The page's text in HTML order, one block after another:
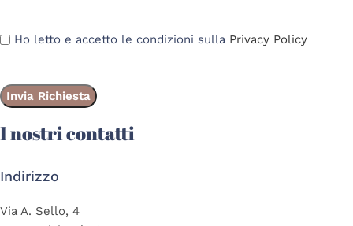
Ho letto e accetto le condizioni sulla Privacy Policy
I nostri contatti
Indirizzo
Via A. Sello, 4